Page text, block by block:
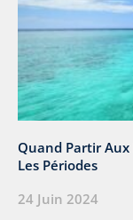
Quand Partir Aux
Les Périodes
24 Juin 2024